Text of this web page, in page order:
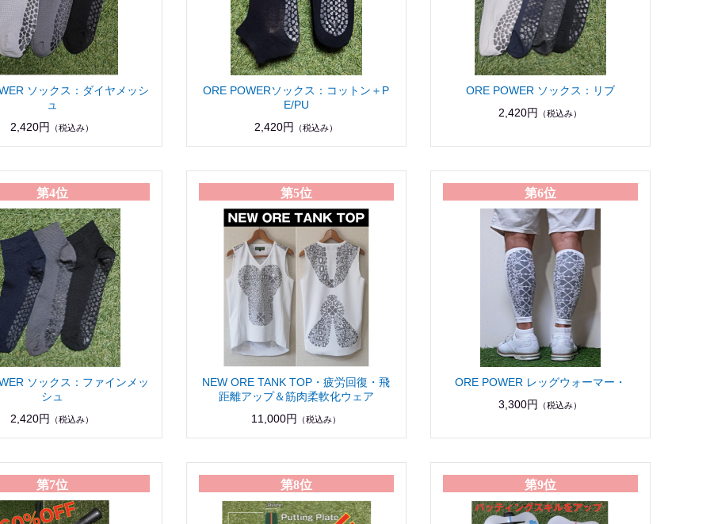
ソックス：ダイヤメッシ
ュ
2,420円
（税込み）
ORE POWERソックス：コットン＋P
E/PU
2,420円
（税込み）
ORE POWER ソックス：リブ
2,420円
（税込み）
第4位
ソックス：ファインメッ
シュ
2,420円
（税込み）
第5位
NEW ORE TANK TOP・疲労回復・飛
距離アップ＆筋肉柔軟化ウェア
11,000円
（税込み）
第6位
ORE POWER レッグウォーマー・
3,300円
（税込み）
第7位 第8位 第9位